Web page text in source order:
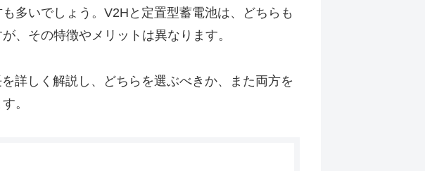
多いでしょう。V2Hと定置型蓄電池は、どちらも
、その特徴やメリットは異なります。
詳しく解説し、どちらを選ぶべきか、また両方を
。